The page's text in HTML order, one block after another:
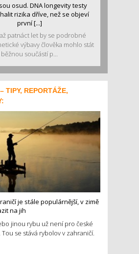
osud. DNA longevity testy
rizika dříve, než se objeví
první [...]
patnáct let by se podrobné
výbavy člověka mohlo stát
běžnou součástí p...
TIPY, REPORTÁŽE,
je stále populárnější, v zimě
na jih
jinou rybu už není pro české
se stává rybolov v zahraničí.